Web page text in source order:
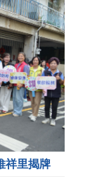
祥里揭牌